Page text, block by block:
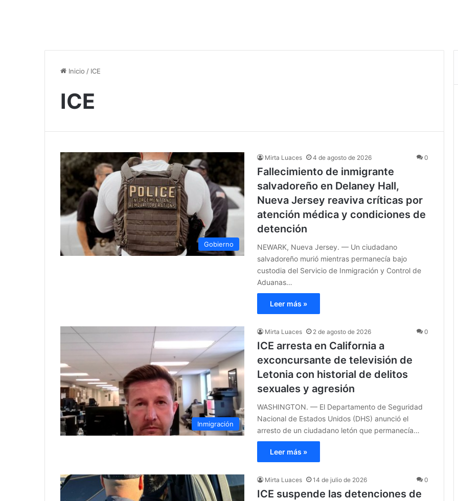
Inicio / ICE
ICE
Gobierno
Mirta Luaces 4 de agosto de 2026 0
Fallecimiento de inmigrante
salvadoreño en Delaney Hall,
Nueva Jersey reaviva críticas por
atención médica y condiciones de
detención
NEWARK, Nueva Jersey. — Un ciudadano
salvadoreño murió mientras permanecía bajo
custodia del Servicio de Inmigración y Control de
Aduanas…
Leer más »
Inmigración
Mirta Luaces 2 de agosto de 2026 0
ICE arresta en California a
exconcursante de televisión de
Letonia con historial de delitos
sexuales y agresión
WASHINGTON. — El Departamento de Seguridad
Nacional de Estados Unidos (DHS) anunció el
arresto de un ciudadano letón que permanecía…
Leer más »
Mirta Luaces 14 de julio de 2026 0
ICE suspende las detenciones de